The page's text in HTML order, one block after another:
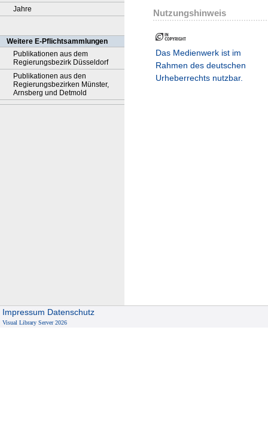
Jahre
Weitere E-Pflichtsammlungen
Publikationen aus dem
Regierungsbezirk Düsseldorf
Publikationen aus den
Regierungsbezirken Münster,
Arnsberg und Detmold
Nutzungshinweis
Das Medienwerk ist im
Rahmen des deutschen
Urheberrechts nutzbar.
Impressum Datenschutz
Visual Library Server 2026